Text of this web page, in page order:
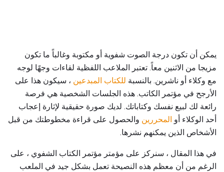
يمكن أن تكون درجة الصوت شفوية أو مكتوبة وغالباً ما تكون
مزيجا من الاثنين معاً. تعتبر الملاعب اللفظية لقاءات وجهًا لوجه
مع وكلاء أو ناشرين. بالنسبة للكتاب المبدعين ، سيكون هذا على
الأرجح في مؤتمر الكاتب. هذه الجلسات الشخصية هي فرصة
رائعة لك لبيع نفسك وكتاباتك. لديك صورة حقيقية لإثارة إعجاب
أحد الوكلاء أو المحررين والحصول على قراءة مخطوطتك من قبل
الأشخاص الذين يمكنهم نشرها.
في هذا المقال ، سنركز على مؤمتر مؤتمر الكتاب الشفوي ، على
الرغم من أن معظم هذه النصيحة تعمل بشكل جيد في الملعب